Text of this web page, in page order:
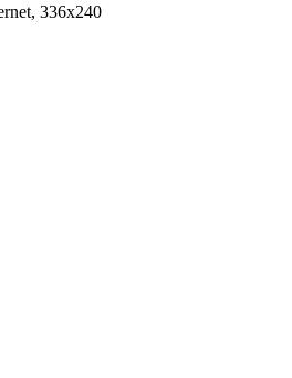
336х240